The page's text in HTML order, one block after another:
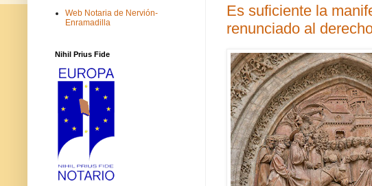
Es suficiente la
renunciado al
Web Notaria de Nervión-
Enramadilla
Nihil Prius Fide